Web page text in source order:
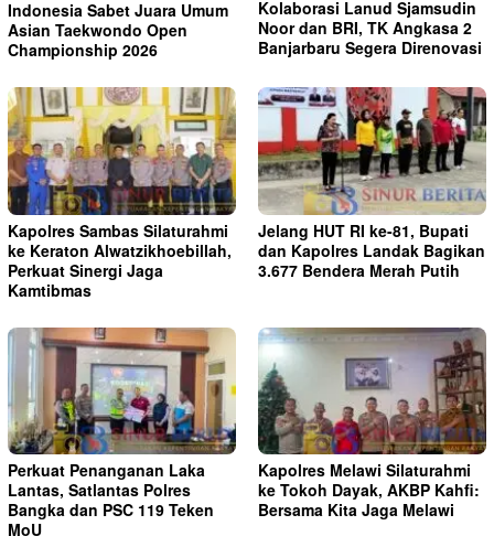
Indonesia Sabet Juara Umum
Asian Taekwondo Open
Championship 2026
Kolaborasi Lanud Sjamsudin
Noor dan BRI, TK Angkasa 2
Banjarbaru Segera Direnovasi
Kapolres Sambas Silaturahmi
ke Keraton Alwatzikhoebillah,
Perkuat Sinergi Jaga
Kamtibmas
Jelang HUT RI ke-81, Bupati
dan Kapolres Landak Bagikan
3.677 Bendera Merah Putih
Perkuat Penanganan Laka
Lantas, Satlantas Polres
Bangka dan PSC 119 Teken
MoU
Kapolres Melawi Silaturahmi
ke Tokoh Dayak, AKBP Kahfi:
Bersama Kita Jaga Melawi